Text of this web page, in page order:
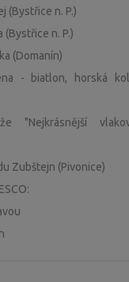
(Bystřice n. P.)
(Bystřice n. P.)
(Domanín)
- biatlon, horská
"Nejkrásnější
Zubštejn (Pivonice)